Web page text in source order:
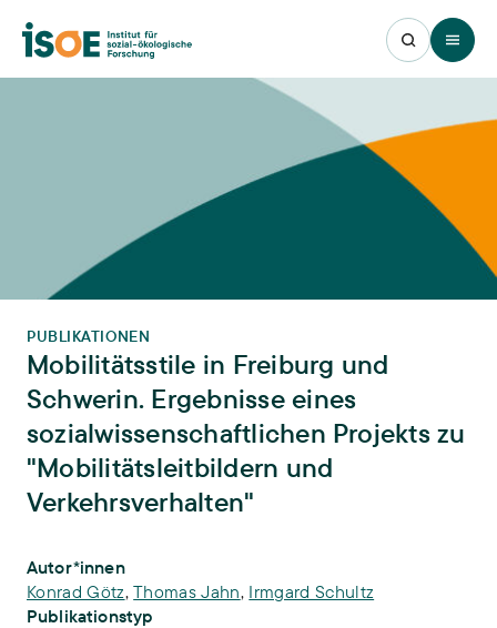
Open
PUBLIKATIONEN
Mobilitätsstile in Freiburg und
Schwerin. Ergebnisse eines
sozialwissenschaftlichen Projekts zu
"Mobilitätsleitbildern und
Verkehrsverhalten"
Publikations-Infos
Autor*innen
Konrad Götz,Thomas Jahn, Irmgard Schultz
Publikationstyp